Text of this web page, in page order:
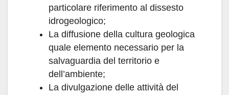
particolare riferimento al dissesto
idrogeologico;
La diffusione della cultura geologica
quale elemento necessario per la
salvaguardia del territorio e
dell’ambiente;
La divulgazione delle attività del